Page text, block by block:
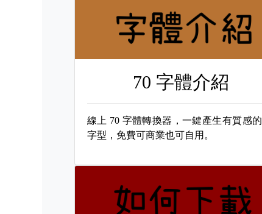
70 字體介紹
線上 70 字體轉換器，一鍵產生有質感的
字型，免費可商業也可自用。